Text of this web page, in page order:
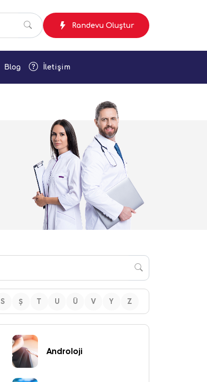
Randevu Oluştur
Blog İletişim
S Ş T U Ü V Y Z
Androloji